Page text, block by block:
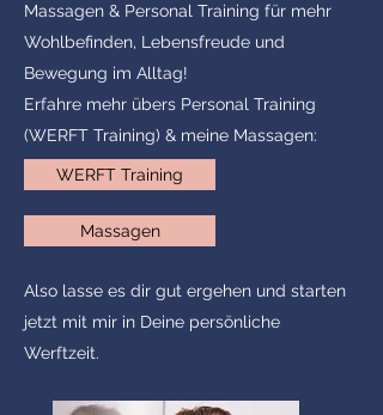
Massagen & Personal Training für mehr
Wohlbefinden, Lebensfreude und
Bewegung im Alltag!
Erfahre mehr übers Personal Training
(WERFT Training) & meine Massagen:
Also lasse es dir gut ergehen und starten
jetzt mit mir in Deine persönliche
Werftzeit.
WERFT Training
Massagen